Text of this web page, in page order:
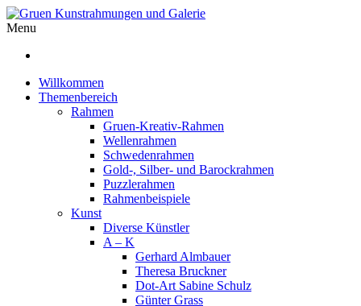
Menu
Willkommen
Themenbereich
Rahmen
Gruen-Kreativ-Rahmen
Wellenrahmen
Schwedenrahmen
Gold-, Silber- und Barockrahmen
Puzzlerahmen
Rahmenbeispiele
Kunst
Diverse Künstler
A – K
Gerhard Almbauer
Theresa Bruckner
Dot-Art Sabine Schulz
Günter Grass